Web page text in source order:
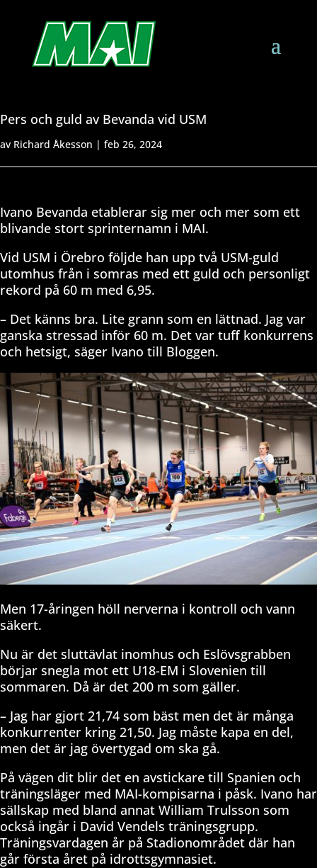
Pers och guld av Bevanda vid USM
av Richard Åkesson | feb 26, 2024
Ivano Bevanda etablerar sig mer och mer som ett
blivande stort sprinternamn i MAI.
Vid USM i Örebro följde han upp två USM-guld
utomhus från i somras med ett guld och personligt
rekord på 60 m med 6,95.
– Det känns bra. Lite grann som en lättnad. Jag var
ganska stressad inför 60 m. Det var tuff konkurrens
och hetsigt, säger Ivano till Bloggen.
Men 17-åringen höll nerverna i kontroll och vann
säkert.
Nu är det sluttävlat inomhus och Eslövsgrabben
börjar snegla mot ett U18-EM i Slovenien till
sommaren. Då är det 200 m som gäller.
– Jag har gjort 21,74 som bäst men det är många
konkurrenter kring 21,50. Jag måste kapa en del,
men det är jag övertygad om ska gå.
På vägen dit blir det en avstickare till Spanien och
träningsläger med MAI-kompisarna i påsk. Ivano har
sällskap med bland annat William Trulsson som
också ingår i David Vendels träningsgrupp.
Träningsvardagen år på Stadionområdet där han
går första året på idrottsgymnasiet.